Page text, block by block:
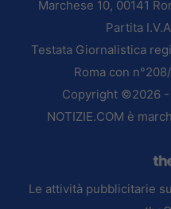
Marchese 10, 00141
Partita
Testata Giornalistica
Roma con
Copyright ©2026
NOTIZIE.COM è
Le attività pubblicitarie